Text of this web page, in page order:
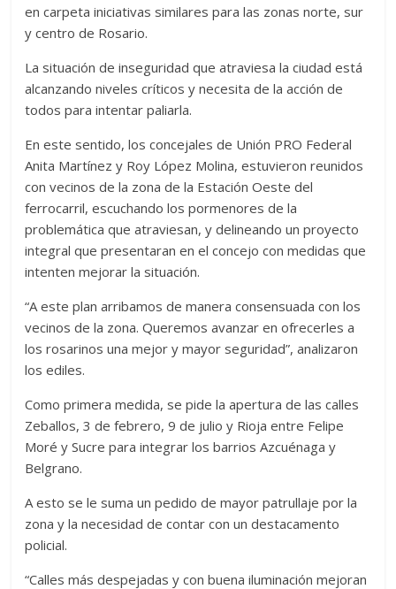
en carpeta iniciativas similares para las zonas norte, sur
y centro de Rosario.
La situación de inseguridad que atraviesa la ciudad está
alcanzando niveles críticos y necesita de la acción de
todos para intentar paliarla.
En este sentido, los concejales de Unión PRO Federal
Anita Martínez y Roy López Molina, estuvieron reunidos
con vecinos de la zona de la Estación Oeste del
ferrocarril, escuchando los pormenores de la
problemática que atraviesan, y delineando un proyecto
integral que presentaran en el concejo con medidas que
intenten mejorar la situación.
“A este plan arribamos de manera consensuada con los
vecinos de la zona. Queremos avanzar en ofrecerles a
los rosarinos una mejor y mayor seguridad”, analizaron
los ediles.
Como primera medida, se pide la apertura de las calles
Zeballos, 3 de febrero, 9 de julio y Rioja entre Felipe
Moré y Sucre para integrar los barrios Azcuénaga y
Belgrano.
A esto se le suma un pedido de mayor patrullaje por la
zona y la necesidad de contar con un destacamento
policial.
“Calles más despejadas y con buena iluminación mejoran